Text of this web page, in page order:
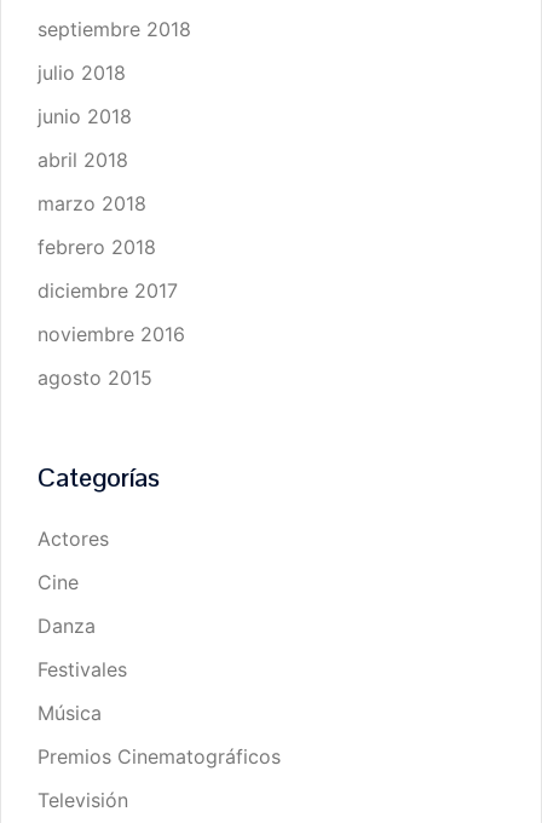
septiembre 2018
julio 2018
junio 2018
abril 2018
marzo 2018
febrero 2018
diciembre 2017
noviembre 2016
agosto 2015
Categorías
Actores
Cine
Danza
Festivales
Música
Premios Cinematográficos
Televisión